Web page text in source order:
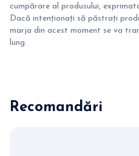
cumpărare al produsului,
Dacă intenționați să păstrați
marja din acest moment se va
lung.
Recomandări